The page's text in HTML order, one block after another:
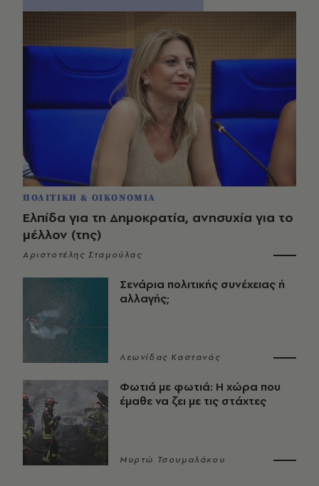
ΠΟΛΙΤΙΚΗ & ΟΙΚΟΝΟΜΙΑ
Ελπίδα για τη Δημοκρατία, ανησυχία για το
μέλλον (της)
Αριστοτέλης Σταμούλας
Σενάρια πολιτικής συνέχειας ή
αλλαγής;
Λεωνίδας Καστανάς
Φωτιά με φωτιά: Η χώρα που
έμαθε να ζει με τις στάχτες
Μυρτώ Τσουμαλάκου